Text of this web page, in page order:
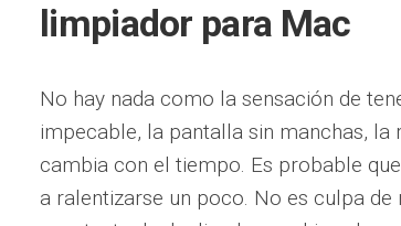
limpiador para Mac
No hay nada como la sensación de
impecable, la pantalla sin manchas,
cambia con el tiempo. Es probable
a ralentizarse un poco. No es culpa